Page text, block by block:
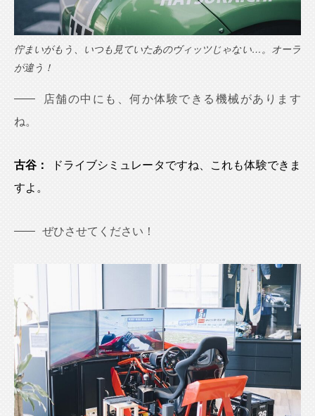
佇まいがもう、いつも見ていたあのヴィッツじゃない…。オーラ
が違う！
店舗の中にも、何か体験できる機械があります
ね。
古谷：
ドライブシミュレータですね、これも体験できま
すよ。
ぜひさせてください！